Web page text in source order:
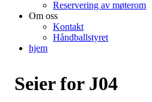
Reservering av møterom
Om oss
Kontakt
Håndballstyret
hjem
Seier for J04